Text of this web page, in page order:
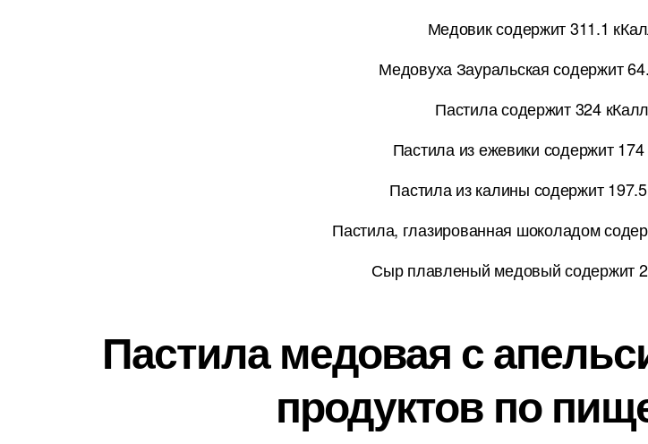
Медовик содержит 311.1
Медовуха Зауральская содержит
Пастила содержит 324
Пастила из ежевики содержит
Пастила из калины содержит
Пастила, глазированная шоколадом
Сыр плавленый медовый содержит
Пастила медовая с
продуктов по